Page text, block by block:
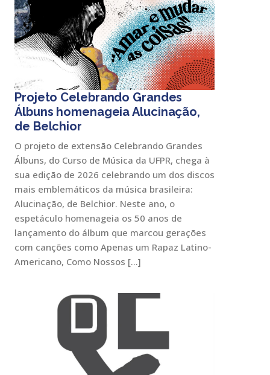
Projeto Celebrando Grandes
Álbuns homenageia Alucinação,
de Belchior
O projeto de extensão Celebrando Grandes
Álbuns, do Curso de Música da UFPR, chega à
sua edição de 2026 celebrando um dos discos
mais emblemáticos da música brasileira:
Alucinação, de Belchior. Neste ano, o
espetáculo homenageia os 50 anos de
lançamento do álbum que marcou gerações
com canções como Apenas um Rapaz Latino-
Americano, Como Nossos […]